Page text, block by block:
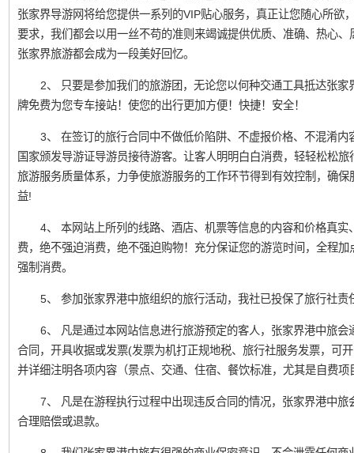
张家界导游网将给您提供一系列的VIP贴心服务，真正让您随心所欲
要求，我们都会以用一丝不苟的准则来竭诚提供优质、准确、热心
张家界旅游都会成为一段美好回忆。
2、 只要是参加我们的旅游团，无论您以何种交通工具抵达张
牌免费为您专车接站！使您的出行更加方便！快捷！安全！
3、 在签订的旅行合同中不做低价陷阱、不虚报价格、不混淆
国家颁发导游证导游员接待游客。让客人明明白白消费，轻轻松松
旅游服务质量体系，力争使旅游服务的工作环节得到有效控制，确
益!
4、 本网站上所列的线路、酒店、机票等信息的内容和价格真
费，绝不强迫消费，绝不强迫购物！充分保证您的游览时间，全程
强制消费。
5、 参加张家界港中旅组织的旅行活动，我社已投保了旅行社责
6、 凡是通过本网站信息进行旅游预定的客人，张家界港中旅
合同，开具收据或发票(发票为机打正规地税、旅行社服务发票，可
并详细注明各项内容（景点、交通、住宿、餐饮标准，尤其是自费
7、 凡是在游程执行过程中出现违反合同的情况，张家界港中
合理赔偿或退款。